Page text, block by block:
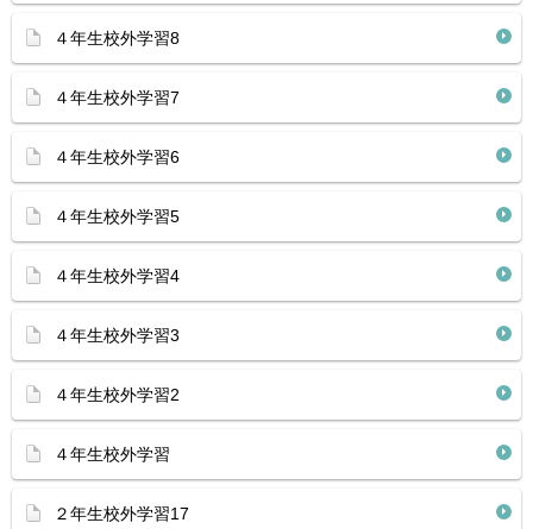
４年生校外学習8
４年生校外学習7
４年生校外学習6
４年生校外学習5
４年生校外学習4
４年生校外学習3
４年生校外学習2
４年生校外学習
２年生校外学習17